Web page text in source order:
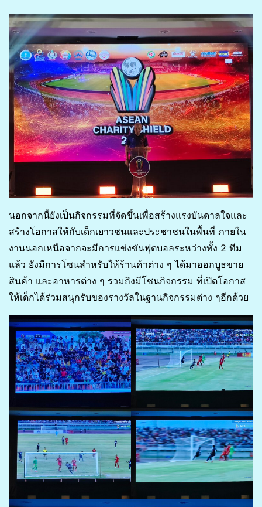
นอกจากนี้ยังเป็นกิจกรรมที่จัดขึ้นเพื่อสร้างแรงบันดาลใจและ
สร้างโอกาสให้กับเด็กเยาวชนและประชาชนในพื้นที่ ภายใน
งานนอกเหนือจากจะมีการแข่งขันฟุตบอลระหว่างทั้ง 2 ทีม
แล้ว ยังมีการโซนสำหรับให้ร้านค้าต่าง ๆ ได้มาออกบูธขาย
สินค้า และอาหารต่าง ๆ รวมถึงมีโซนกิจกรรม ที่เปิดโอกาส
ให้เด็กได้ร่วมสนุกรับของรางวัลในฐานกิจกรรมต่าง ๆอีกด้วย